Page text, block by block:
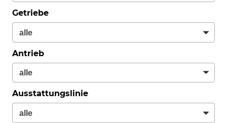
Getriebe
Antrieb
Ausstattungslinie